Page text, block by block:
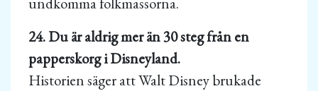
24. Du är aldrig mer än 30 steg från en
papperskorg i Disneyland.
Historien säger att Walt Disney brukade